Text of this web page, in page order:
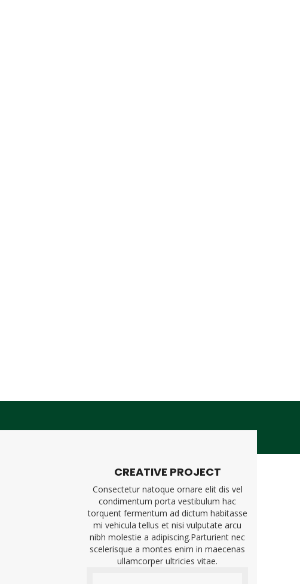
CREATIVE PROJECT
Consectetur natoque ornare elit dis vel
condimentum porta vestibulum hac
torquent fermentum ad dictum habitasse
mi vehicula tellus et nisi vulputate arcu
nibh molestie a adipiscing.Parturient nec
scelerisque a montes enim in maecenas
ullamcorper ultricies vitae.